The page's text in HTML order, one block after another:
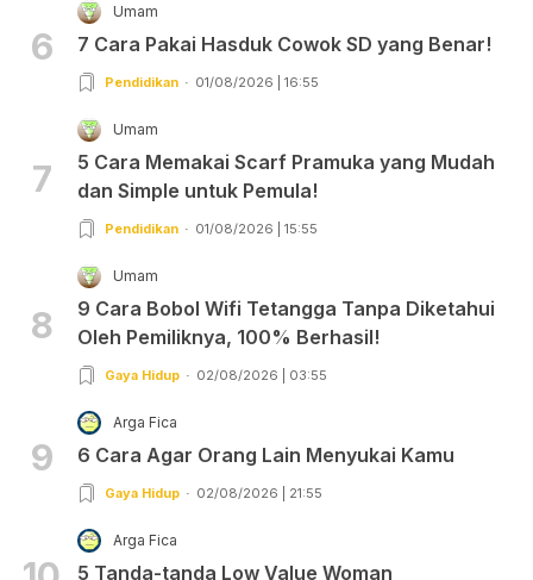
6
Umam
7 Cara Pakai Hasduk Cowok SD yang Benar!
Pendidikan 01/08/2026 | 16:55
7
Umam
5 Cara Memakai Scarf Pramuka yang Mudah
dan Simple untuk Pemula!
Pendidikan 01/08/2026 | 15:55
8
Umam
9 Cara Bobol Wifi Tetangga Tanpa Diketahui
Oleh Pemiliknya, 100% Berhasil!
Gaya Hidup 02/08/2026 | 03:55
9
Arga Fica
6 Cara Agar Orang Lain Menyukai Kamu
Gaya Hidup 02/08/2026 | 21:55
Arga Fica
5 Tanda-tanda Low Value Woman